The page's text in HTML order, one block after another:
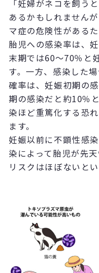
「妊婦がネコを飼う
あるかもしれません
マ症の危険性があるた
胎児への感染率は、
末期では60～70％と
す。一方、感染した
確率は、妊娠初期の
期の感染だと約10％
染ほど重篤化する恐
ます。
妊娠以前に不顕性感
染によって胎児が先
リスクはほぼないとい